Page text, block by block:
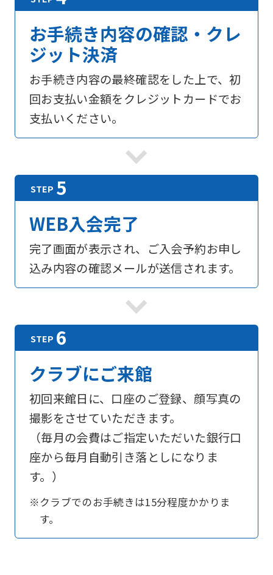
お手続き内容の確認・クレ
ジット決済
お手続き内容の最終確認をした上で、初
回お支払い金額をクレジットカードでお
支払いください。
WEB入会完了
完了画面が表示され、ご入会予約お申し
込み内容の確認メールが送信されます。
クラブにご来館
初回来館日に、口座のご登録、顔写真の
撮影をさせていただきます。
（毎月の会費はご指定いただいた銀行口
座から毎月自動引き落としになりま
す。）
※クラブでのお手続きは15分程度かかりま
す。
For
Central
Sports
official
website
automatically
translated
into
English.
Click
the
below
automatic